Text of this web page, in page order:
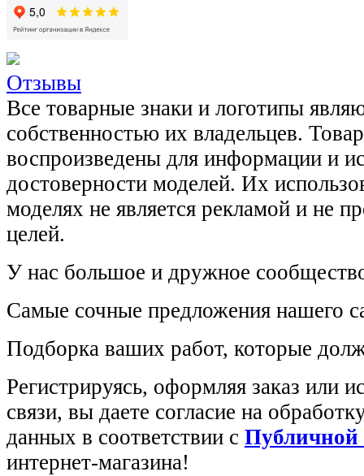
Отзывы
Все товарные знаки и логотипы
собственностью их владельцев.
воспроизведены для информации и
достоверности моделей. Их
моделях не является рекламой и не
целей.
У нас большое и дружное
Самые сочные предложения нашего
Подборка ваших работ, которые
Регистрируясь, оформляя заказ или
связи, вы даете согласие на
данных в соответствии с Публичной
интернет-магазина!